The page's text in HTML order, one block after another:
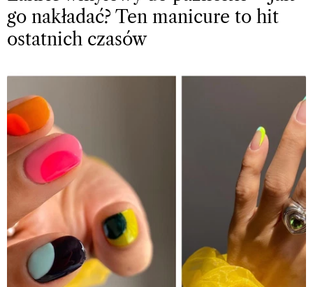
go nakładać? Ten manicure to hit
ostatnich czasów